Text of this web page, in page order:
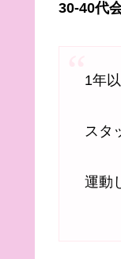
30-40代
1年
スタ
運動